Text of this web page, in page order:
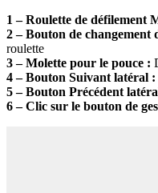
1 – Roulette de défilement
2 – Bouton de changement
roulette
3 – Molette pour le pouce :
4 – Bouton Suivant latéral :
5 – Bouton Précédent
6 – Clic sur le bouton de